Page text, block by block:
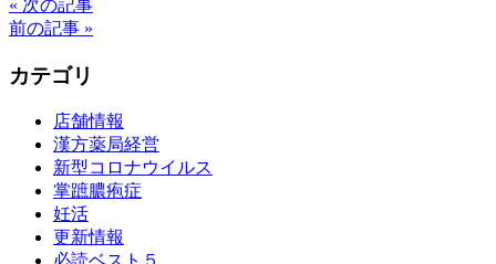
« 次の記事
前の記事 »
カテゴリ
店舗情報
漢方薬局経営
新型コロナウイルス
掌蹠膿疱症
妊活
更新情報